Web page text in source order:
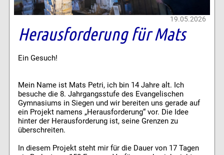
19.05.2026
Herausforderung für Mats
Ein Gesuch!
Mein Name ist Mats Petri, ich bin 14 Jahre alt. Ich
besuche die 8. Jahrgangsstufe des Evangelischen
Gymnasiums in Siegen und wir bereiten uns gerade auf
ein Projekt namens „Herausforderung“ vor. Die Idee
hinter der Herausforderung ist, seine Grenzen zu
überschreiten.
In diesem Projekt steht mir für die Dauer von 17 Tagen